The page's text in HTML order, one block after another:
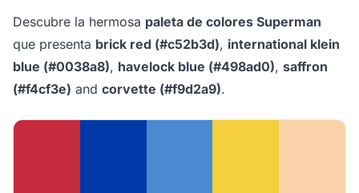
Descubre la hermosa paleta de colores Superman
que presenta brick red (#c52b3d), international klein
blue (#0038a8), havelock blue (#498ad0), saffron
(#f4cf3e) and corvette (#f9d2a9).